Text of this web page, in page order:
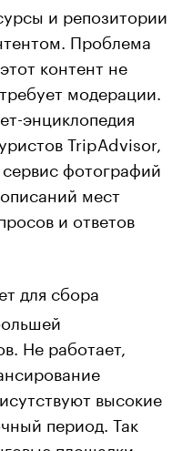
и репозитории
Проблема
контент не
модерации.
энциклопедия
TripAdvisor,
фотографий
мест
и ответов
для сбора
Не работает,
высокие
период. Так